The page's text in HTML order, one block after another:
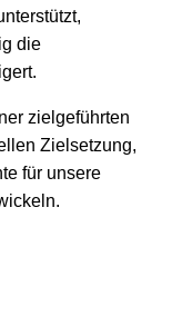
die
zielgeführten
Zielsetzung,
für unsere